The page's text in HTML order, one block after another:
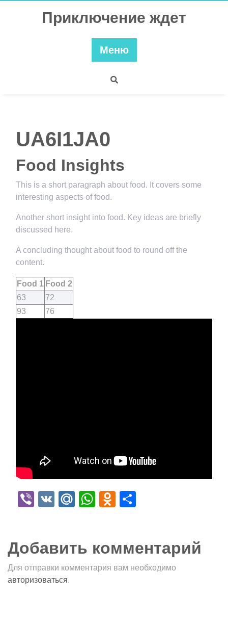
Приключение ждет
Меню
UA6I1JA0
Food Insights
This is a short paragraph about food. It covers some
interesting aspects of food.
Another short insight into food. Key ideas are briefly
discussed here.
A concluding thought about food to round off the
content.
Food 1 Food 2
63
72
93
76
Viber
VK Mail.Ru
WhatsApp
Odnoklassniki
Добавить комментарий
Для отправки комментария вам необходимо
авторизоваться.